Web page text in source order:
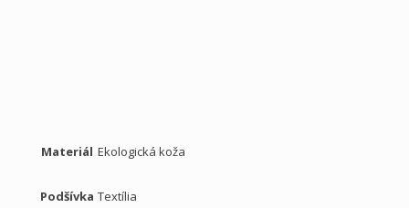
Materiál Ekologická koža
Podšívka Textília